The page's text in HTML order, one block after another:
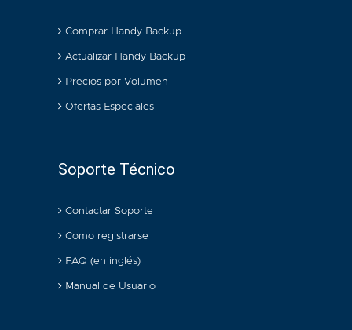
Comprar Handy Backup
Actualizar Handy Backup
Precios por Volumen
Ofertas Especiales
Soporte Técnico
Contactar Soporte
Como registrarse
FAQ (en inglés)
Manual de Usuario